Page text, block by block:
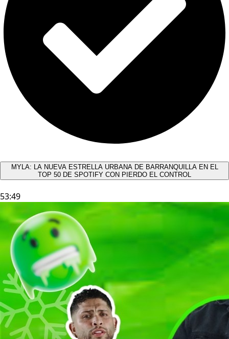
MYLA: LA NUEVA ESTRELLA URBANA DE BARRANQUILLA EN EL
TOP 50 DE SPOTIFY CON PIERDO EL CONTROL
53:49